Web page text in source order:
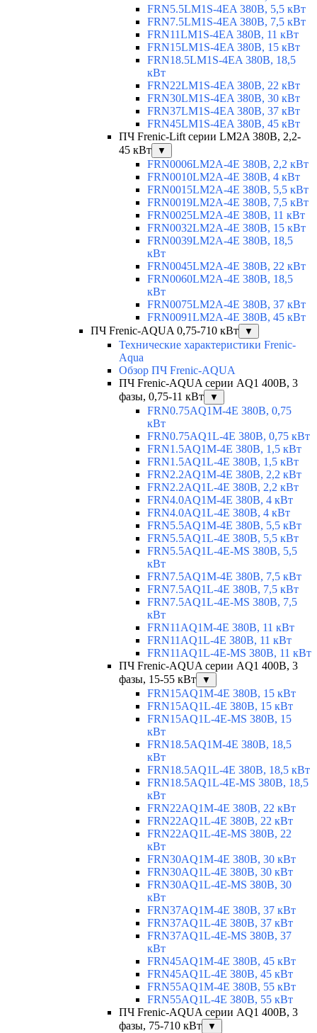
FRN5.5LM1S-4EA 380В, 5,5 кВт
FRN7.5LM1S-4EA 380В, 7,5 кВт
FRN11LM1S-4EA 380В, 11 кВт
FRN15LM1S-4EA 380В, 15 кВт
FRN18.5LM1S-4EA 380В, 18,5
кВт
FRN22LM1S-4EA 380В, 22 кВт
FRN30LM1S-4EA 380В, 30 кВт
FRN37LM1S-4EA 380В, 37 кВт
FRN45LM1S-4EA 380В, 45 кВт
ПЧ Frenic-Lift серии LM2A 380В, 2,2-
45 кВт
▼
FRN0006LM2A-4E 380В, 2,2 кВт
FRN0010LM2A-4E 380В, 4 кВт
FRN0015LM2A-4E 380В, 5,5 кВт
FRN0019LM2A-4E 380В, 7,5 кВт
FRN0025LM2A-4E 380В, 11 кВт
FRN0032LM2A-4E 380В, 15 кВт
FRN0039LM2A-4E 380В, 18,5
кВт
FRN0045LM2A-4E 380В, 22 кВт
FRN0060LM2A-4E 380В, 18,5
кВт
FRN0075LM2A-4E 380В, 37 кВт
FRN0091LM2A-4E 380В, 45 кВт
ПЧ Frenic-AQUA 0,75-710 кВт
▼
Технические характеристики Frenic-
Aqua
Обзор ПЧ Frenic-AQUA
ПЧ Frenic-AQUA серии AQ1 400В, 3
фазы, 0,75-11 кВт
▼
FRN0.75AQ1M-4E 380В, 0,75
кВт
FRN0.75AQ1L-4E 380В, 0,75 кВт
FRN1.5AQ1M-4E 380В, 1,5 кВт
FRN1.5AQ1L-4E 380В, 1,5 кВт
FRN2.2AQ1M-4E 380В, 2,2 кВт
FRN2.2AQ1L-4E 380В, 2,2 кВт
FRN4.0AQ1M-4E 380В, 4 кВт
FRN4.0AQ1L-4E 380В, 4 кВт
FRN5.5AQ1M-4E 380В, 5,5 кВт
FRN5.5AQ1L-4E 380В, 5,5 кВт
FRN5.5AQ1L-4E-MS 380В, 5,5
кВт
FRN7.5AQ1M-4E 380В, 7,5 кВт
FRN7.5AQ1L-4E 380В, 7,5 кВт
FRN7.5AQ1L-4E-MS 380В, 7,5
кВт
FRN11AQ1M-4E 380В, 11 кВт
FRN11AQ1L-4E 380В, 11 кВт
FRN11AQ1L-4E-MS 380В, 11 кВт
ПЧ Frenic-AQUA серии AQ1 400В, 3
фазы, 15-55 кВт
▼
FRN15AQ1M-4E 380В, 15 кВт
FRN15AQ1L-4E 380В, 15 кВт
FRN15AQ1L-4E-MS 380В, 15
кВт
FRN18.5AQ1M-4E 380В, 18,5
кВт
FRN18.5AQ1L-4E 380В, 18,5 кВт
FRN18.5AQ1L-4E-MS 380В, 18,5
кВт
FRN22AQ1M-4E 380В, 22 кВт
FRN22AQ1L-4E 380В, 22 кВт
FRN22AQ1L-4E-MS 380В, 22
кВт
FRN30AQ1M-4E 380В, 30 кВт
FRN30AQ1L-4E 380В, 30 кВт
FRN30AQ1L-4E-MS 380В, 30
кВт
FRN37AQ1M-4E 380В, 37 кВт
FRN37AQ1L-4E 380В, 37 кВт
FRN37AQ1L-4E-MS 380В, 37
кВт
FRN45AQ1M-4E 380В, 45 кВт
FRN45AQ1L-4E 380В, 45 кВт
FRN55AQ1M-4E 380В, 55 кВт
FRN55AQ1L-4E 380В, 55 кВт
ПЧ Frenic-AQUA серии AQ1 400В, 3
фазы, 75-710 кВт
▼